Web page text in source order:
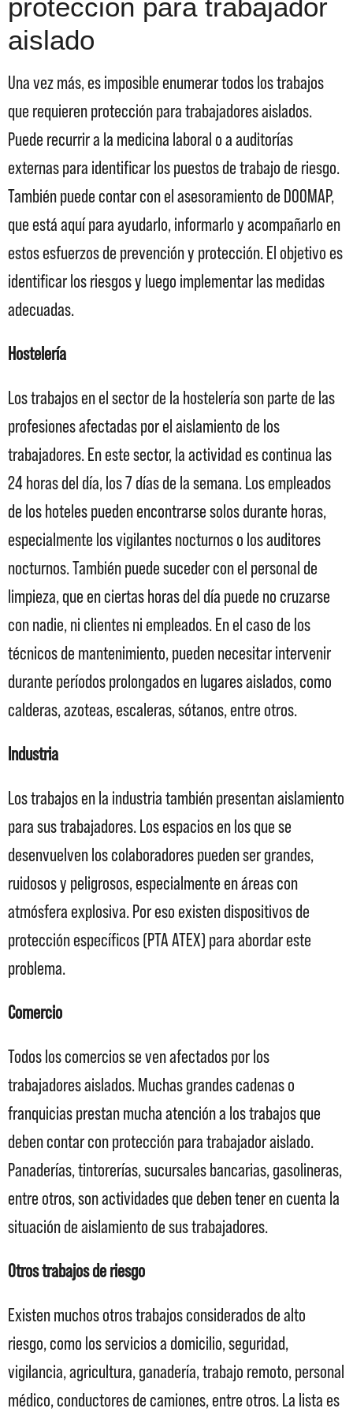
protección para trabajador
aislado
Una vez más, es imposible enumerar todos los trabajos
que requieren protección para trabajadores aislados.
Puede recurrir a la medicina laboral o a auditorías
externas para identificar los puestos de trabajo de riesgo.
También puede contar con el asesoramiento de DOOMAP,
que está aquí para ayudarlo, informarlo y acompañarlo en
estos esfuerzos de prevención y protección. El objetivo es
identificar los riesgos y luego implementar las medidas
adecuadas.
Hostelería
Los trabajos en el sector de la hostelería son parte de las
profesiones afectadas por el aislamiento de los
trabajadores. En este sector, la actividad es continua las
24 horas del día, los 7 días de la semana. Los empleados
de los hoteles pueden encontrarse solos durante horas,
especialmente los vigilantes nocturnos o los auditores
nocturnos. También puede suceder con el personal de
limpieza, que en ciertas horas del día puede no cruzarse
con nadie, ni clientes ni empleados. En el caso de los
técnicos de mantenimiento, pueden necesitar intervenir
durante períodos prolongados en lugares aislados, como
calderas, azoteas, escaleras, sótanos, entre otros.
Industria
Los trabajos en la industria también presentan aislamiento
para sus trabajadores. Los espacios en los que se
desenvuelven los colaboradores pueden ser grandes,
ruidosos y peligrosos, especialmente en áreas con
atmósfera explosiva. Por eso existen dispositivos de
protección específicos (PTA ATEX) para abordar este
problema.
Comercio
Todos los comercios se ven afectados por los
trabajadores aislados. Muchas grandes cadenas o
franquicias prestan mucha atención a los trabajos que
deben contar con protección para trabajador aislado.
Panaderías, tintorerías, sucursales bancarias, gasolineras,
entre otros, son actividades que deben tener en cuenta la
situación de aislamiento de sus trabajadores.
Otros trabajos de riesgo
Existen muchos otros trabajos considerados de alto
riesgo, como los servicios a domicilio, seguridad,
vigilancia, agricultura, ganadería, trabajo remoto, personal
médico, conductores de camiones, entre otros. La lista es